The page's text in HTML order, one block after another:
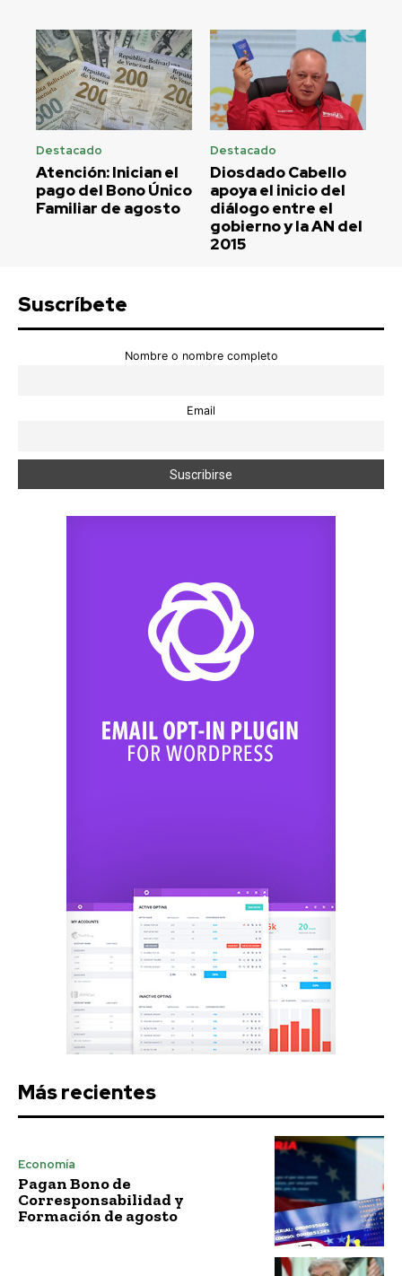
Destacado
Atención: Inician el
pago del Bono Único
Familiar de agosto
Destacado
Diosdado Cabello
apoya el inicio del
diálogo entre el
gobierno y la AN del
2015
Suscríbete
Nombre o nombre completo
Email
Más recientes
Economía
Pagan Bono de
Corresponsabilidad y
Formación de agosto